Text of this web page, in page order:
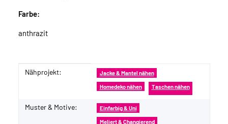
Farbe:
anthrazit
Produkteigenschaft
Wert
Nähprojekt: Jacke & Mantel nähen
Homedeko nähen Taschen nähen
Muster & Motive: Einfarbig & Uni
Meliert & Changierend